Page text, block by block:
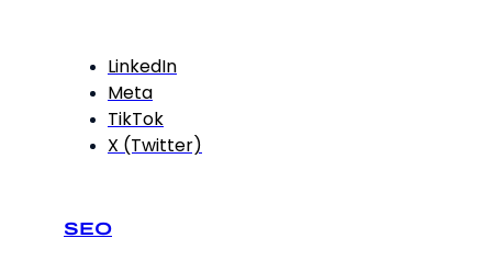
LinkedIn
Meta
TikTok
X (Twitter)
SEO